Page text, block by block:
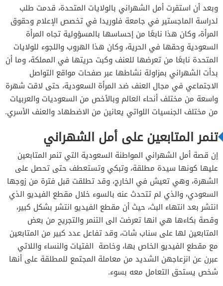
وبعد أن استقرت أمل الشهراني بالولايات المتحدة، قدمت طلب
لدراسة الماجستير في جامعة فلوريدا في تخصص الإعلام وحقوق
المرأة، وكان هذا نابعًا من إحساسها بالمسؤولية تجاه المرأة
السعودية وحقها في الحرية، وكان هذا الهروب واللجوء للولايات
المتحدة نابعًا من تعرضها للعنف وكبت حريتها في المملكة، وما أن
بدأت الشهراني بمزاولة نشاطها عبر صفحات مواقع التواصل
الاجتماعي في مجال العنف ضد المرأة السعودية، حتى لاقت شهرة
واسعة من مختلف أنحاء العالم وبالأخص من السعوديات والعربيات
من مختلف الجنسيات اللواتي يعانين من الاضطهاد والعنف الأسري.
تنمر المتابعين على أمل الشهراني
إن قصة أمل الشهراني المواطنة السعودية التي تنمر المتابعين
عليها كونها سيدة مطلقة، وتبكي وتستعطف حتى تحصل على
الشهرة، وهي تعيش في الخارج، وقد تطلقت قبل فترة من زوجها
السعودي، والذي لم تتحدث عنه بالسوء خلال مقطع الفيديو الذي
انتشر بعد انتهاء البث، حيث أن مقطع الفيديو انتشر بشكل كبير،
وقصة بكاءها هي انها تعرضت الى التنمر والتجريح من بعض
المتابعين لها على سناب شات، وقد تفاعل عدد كبير من المتابعين
مع مقطع الفيديو الخاص بها، وخاصة الفتيات والنساء واللاتي
عبرن عن انزعاجهن الشديد من معاملة المجتمع للمطلقة على أنها
شخص يستحق التعامل معه بسوء.